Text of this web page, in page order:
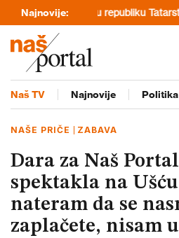
Najnovije:
na rusku republiku Tatarstan
Naš TV Najnovije Politika
NAŠE PRIČE ZABAVA
Dara za Naš
spektakla na
nateram da se
zaplačete, nisam